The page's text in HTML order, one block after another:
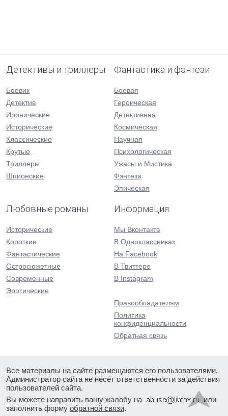
Детективы и триллеры
Боевик
Детектив
Иронические
Исторические
Классические
Крутые
Триллеры
Шпионские
Фантастика и фэнтези
Боевая
Героическая
Детективная
Космическая
Научная
Психологическая
Ужасы и Мистика
Фэнтези
Эпическая
Любовные романы
Исторические
Короткие
Фантастические
Остросюжетные
Современные
Эротические
Информация
Мы Вконтакте
В Одноклассниках
На Facebook
В Твиттере
В Instagram
Правообладателям
Политика
конфиденциальности
Обратная связь
Все материалы на сайте размещаются его пользователями.
Администратор сайта не несёт ответственности за действия
пользователей сайта.
Вы можете направить вашу жалобу на
или
заполнить форму обратной связи.